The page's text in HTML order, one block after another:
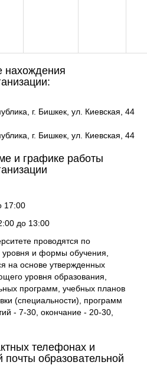
нахождения
г. Бишкек, ул. Киевская, 44
г. Бишкек, ул. Киевская, 44
и графике работы
17:00
до 13:00
проводятся по
и формы обучения,
на основе утвержденных
уровня образования,
программ, учебных планов
(специальности), программ
- 7-30, окончание - 20-30,
телефонах и
почты образовательной